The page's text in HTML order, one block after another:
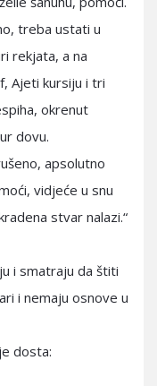
treba ustati u
rekjata, a na
Ajeti kursiju i tri
okrenut
dovu.
apsolutno
vidjeće u snu
stvar nalazi.“
i smatraju da štiti
i nemaju osnove u
dosta: